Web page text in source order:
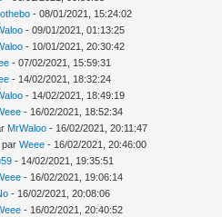
- 08/01/2021, 15:24:02
- 09/01/2021, 01:13:25
- 10/01/2021, 20:30:42
- 07/02/2021, 15:59:31
- 14/02/2021, 18:32:24
- 14/02/2021, 18:49:19
- 16/02/2021, 18:52:34
MrWaloo - 16/02/2021, 20:11:47
parWeee - 16/02/2021, 20:46:00
- 14/02/2021, 19:35:51
- 16/02/2021, 19:06:14
- 16/02/2021, 20:08:06
- 16/02/2021, 20:40:52